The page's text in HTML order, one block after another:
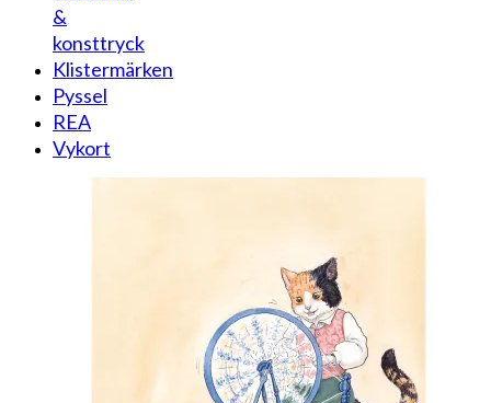
&
konsttryck
Klistermärken
Pyssel
REA
Vykort